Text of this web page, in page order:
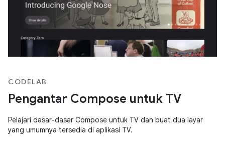
CODELAB
Pengantar Compose untuk TV
Pelajari dasar-dasar Compose untuk TV dan buat dua layar
yang umumnya tersedia di aplikasi TV.